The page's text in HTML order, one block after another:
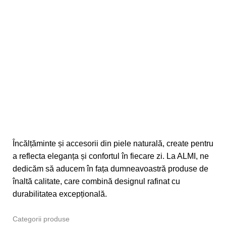
Încălțăminte și accesorii din piele naturală, create pentru
a reflecta eleganța și confortul în fiecare zi. La ALMI, ne
dedicăm să aducem în fața dumneavoastră produse de
înaltă calitate, care combină designul rafinat cu
durabilitatea excepțională.
Categorii produse